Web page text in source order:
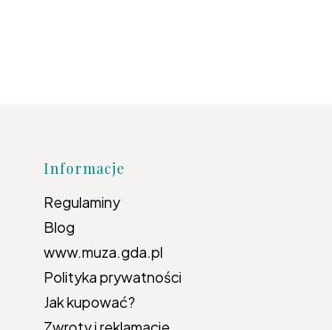
Informacje
Regulaminy
Blog
www.muza.gda.pl
Polityka prywatności
Jak kupować?